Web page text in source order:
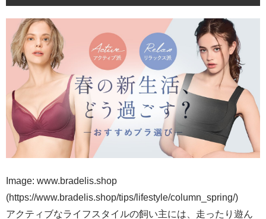
Image: www.bradelis.shop
(https://www.bradelis.shop/tips/lifestyle/column_spring/)
アクティブなライフスタイルの飼い主には、走ったり遊ん